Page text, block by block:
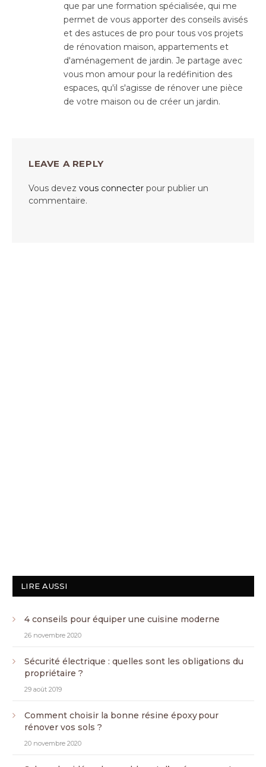
que par une formation spécialisée, qui me
permet de vous apporter des conseils avisés
et des astuces de pro pour tous vos projets
de rénovation maison, appartements et
d'aménagement de jardin. Je partage avec
vous mon amour pour la redéfinition des
espaces, qu'il s'agisse de rénover une pièce
de votre maison ou de créer un jardin.
LEAVE A REPLY
Vous devez vous connecter pour publier un
commentaire.
LIRE AUSSI
4 conseils pour équiper une cuisine moderne
26 novembre 2020
Sécurité électrique : quelles sont les obligations du
propriétaire ?
29 août 2019
Comment choisir la bonne résine époxy pour
rénover vos sols ?
20 novembre 2020